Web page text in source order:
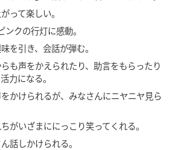
って楽しい。
クの行灯に感動。
を引き、会話が弾む。
も声をかえられたり、助言をもらったり
力になる。
かけられるが、みなさんにニヤニヤ見ら
がいざまににっこり笑ってくれる。
話しかけられる。